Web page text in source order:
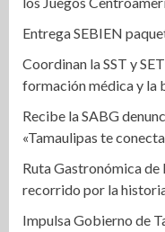
Entrega SEBIEN
Coordinan la SST y
formación médica y la
Recibe la SABG
«Tamaulipas te
Ruta Gastronómica de
recorrido por la
Impulsa Gobierno de